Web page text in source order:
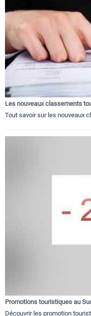
Les nouveaux classements
Tout savoir sur les nouveaux
Promotions touristiques au
Découvrir les promotion